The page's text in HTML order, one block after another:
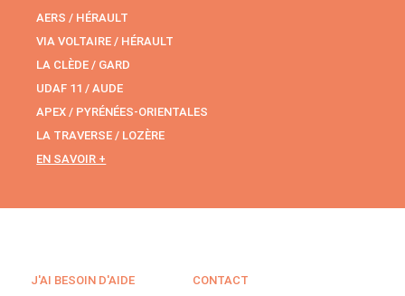
AERS / HÉRAULT
VIA VOLTAIRE / HÉRAULT
LA CLÈDE / GARD
UDAF 11 / AUDE
APEX / PYRÉNÉES-ORIENTALES
LA TRAVERSE / LOZÈRE
EN SAVOIR +
J'AI BESOIN D'AIDE CONTACT